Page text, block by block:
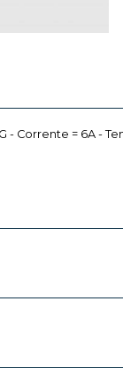
- Corrente = 6A -